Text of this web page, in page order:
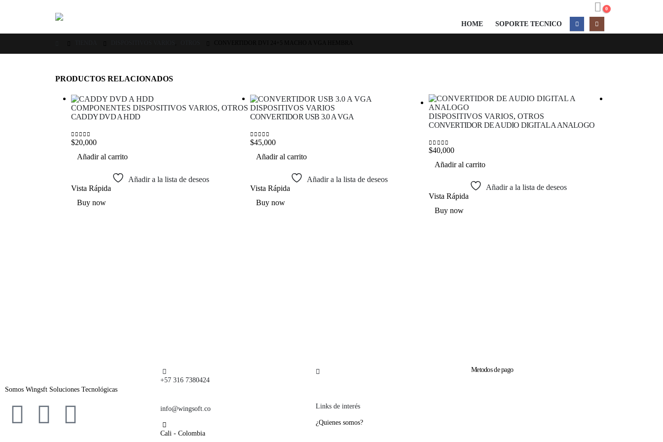
0
HOME SOPORTE TECNICO
PRODUCTOS RELACIONADOS
COMPONENTES DISPOSITIVOS VARIOS, OTROS
CADDY DVD A HDD
0out of 5
$20,000
Añadir al carrito
Añadir a la lista de deseos
Vista Rápida
Buy now
DISPOSITIVOS VARIOS
CONVERTIDOR USB 3.0 A VGA
0out of 5
$45,000
Añadir al carrito
Añadir a la lista de deseos
Vista Rápida
Buy now
DISPOSITIVOS VARIOS,OTROS
CONVERTIDOR DE AUDIO DIGITAL A ANALOGO
0out of 5
$40,000
Añadir al carrito
Añadir a la lista de deseos
Vista Rápida
Buy now
Somos Wingsft Soluciones Tecnológicas
+57 316 7380424
info@wingsoft.co
Cali - Colombia
Links de interés
¿Quienes somos?
Metodos de pago